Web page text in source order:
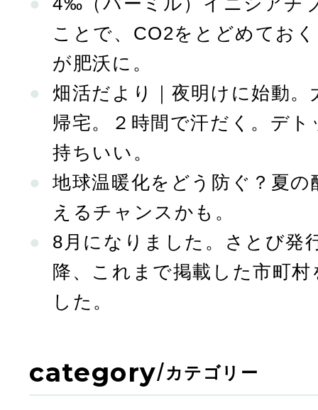
ことで、CO2をとどめてお
が肥沃に。
畑活だより｜夜明けに始動
帰宅。２時間で汗だく。デ
持ちいい。
地球温暖化をどう防ぐ？夏
えるチャンスかも。
8月になりました。さとび発
降、これまで掲載した市町
した。
category/カテゴリー